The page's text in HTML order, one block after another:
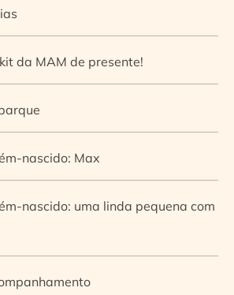
da MAM de presente!
nascido: Max
nascido: uma linda pequena com